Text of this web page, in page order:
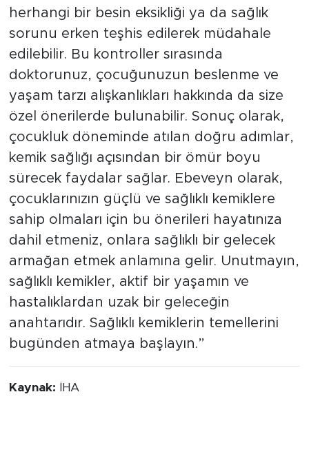
herhangi bir besin eksikliği ya da sağlık
sorunu erken teşhis edilerek müdahale
edilebilir. Bu kontroller sırasında
doktorunuz, çocuğunuzun beslenme ve
yaşam tarzı alışkanlıkları hakkında da size
özel önerilerde bulunabilir. Sonuç olarak,
çocukluk döneminde atılan doğru adımlar,
kemik sağlığı açısından bir ömür boyu
sürecek faydalar sağlar. Ebeveyn olarak,
çocuklarınızın güçlü ve sağlıklı kemiklere
sahip olmaları için bu önerileri hayatınıza
dahil etmeniz, onlara sağlıklı bir gelecek
armağan etmek anlamına gelir. Unutmayın,
sağlıklı kemikler, aktif bir yaşamın ve
hastalıklardan uzak bir geleceğin
anahtarıdır. Sağlıklı kemiklerin temellerini
bugünden atmaya başlayın.”
Kaynak: İHA